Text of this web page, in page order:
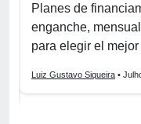
Planes de
enganche,
para elegir el
Luiz Gustavo Siqueira •